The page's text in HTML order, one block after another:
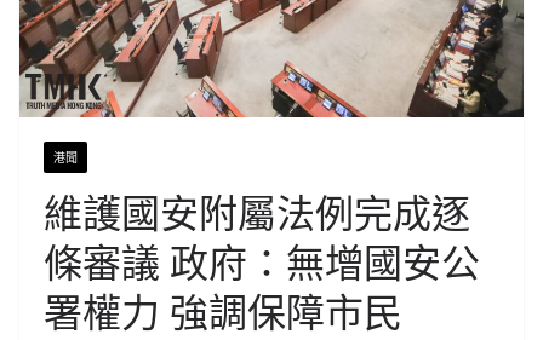
港聞
維護國安附屬法例完成逐
條審議 政府：無增國安公
署權力 強調保障市民